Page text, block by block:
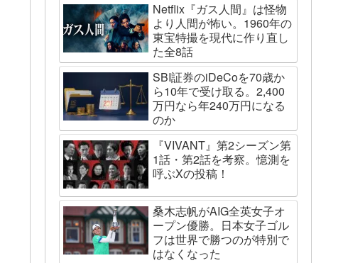
Netflix『ガス人間』は怪物
より人間が怖い。1960年の
東宝特撮を現代に作り直し
た全8話
SBI証券のiDeCoを70歳か
ら10年で受け取る。2,400
万円なら年240万円になる
のか
『VIVANT』第2シーズン第
1話・第2話を考察。憶測を
呼ぶXの投稿！
桑木志帆がAIG全英女子オ
ープン優勝。日本女子ゴル
フは世界で勝つのが特別で
はなくなった